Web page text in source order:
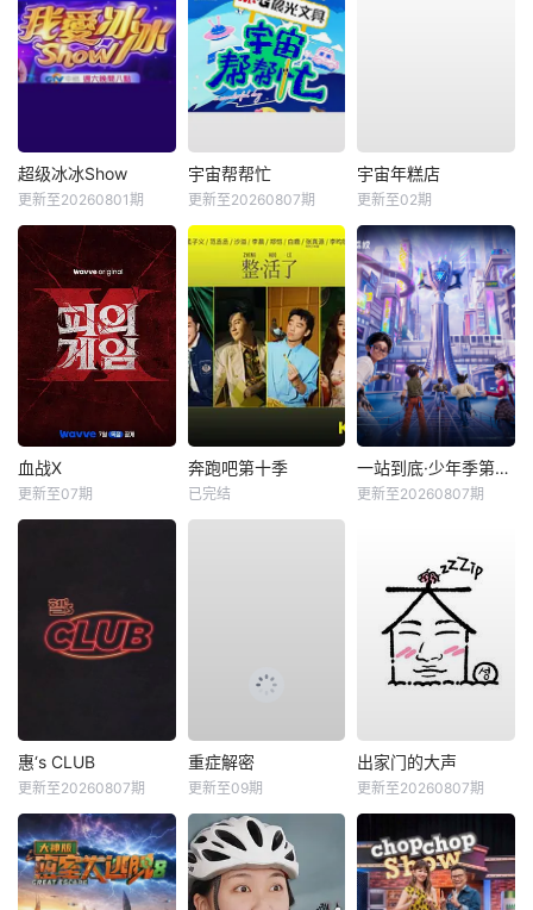
超级冰冰Show
更新至20260801期
宇宙帮帮忙
更新至20260807期
宇宙年糕店
更新至02期
血战X
更新至07期
奔跑吧第十季
已完结
一站到底·少年季第2季
更新至20260807期
惠‘s CLUB
更新至20260807期
重症解密
更新至09期
出家门的大声
更新至20260807期